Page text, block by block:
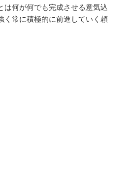
は何が何でも完成させる意気込
く常に積極的に前進していく頼